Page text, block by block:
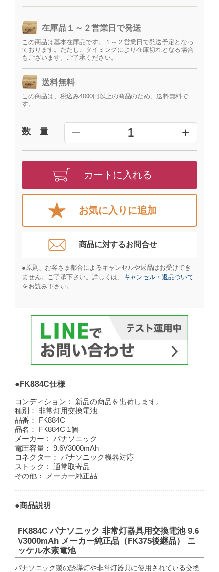
在庫品１～２営業日で発送
この商品は基本在庫品です。１～２営業日で発送予定となっ
ております。ただし、タイミングにより在庫切れとなる場合
もございます。ご了承ください。
送料無料
この商品は、税込み4000円以上の商品のため、送料無料で
す。
数 量 ━ 1 +
カートに入れる
お気に入りに追加
商品に対するお問合せ​
●原則、お客さま都合によるキャンセルや返品はお受けでき
ません。ご了承下さい。詳しくは、 キャンセル・返品ついて
をお読み下さい。​
●FK884C仕様
コンディション：
新品の商品を出荷します。
種別：
非常灯用交換電池
品番：
FK884C
品名：
FK884C 1個
メーカー：
パナソニック
電圧容量：
9.6V3000mAh
コネクター：
パナソニック機器対応
ストック：
通常取寄品
その他：
メーカー純正品
●商品説明
FK884C パナソニック 非常灯器具用交換電池 9.6
V3000mAh メーカー純正品（FK375後継品） ニ
ッケル水素電池
パナソニック製の誘導灯や非常灯器具に使用されている交換